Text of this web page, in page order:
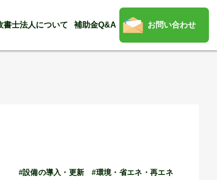
書士法人について 補助金Q&A お問い合わせ
#設備の導入・更新 #環境・省エネ・再エネ